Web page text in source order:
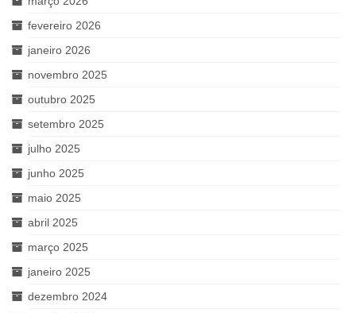
fevereiro 2026
janeiro 2026
novembro 2025
outubro 2025
setembro 2025
julho 2025
junho 2025
maio 2025
abril 2025
março 2025
janeiro 2025
dezembro 2024